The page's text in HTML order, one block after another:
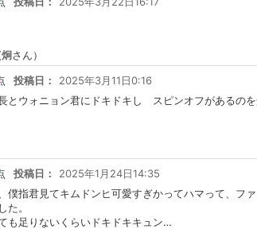
炯さん）
投稿日：
2025年3月11日0:16
とウォニョン君にドキドキし スピンオフがあるの
投稿日：
2025年1月24日14:35
僕指君見てキムドンヒ可愛すぎかってハマって、フ
た。
も足りないくらいドキドキキュン…